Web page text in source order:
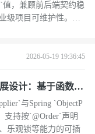
，兼顾前后端契约稳
级项目可维护性。（2
2026-05-19 19:36:45
设计：基于函数式
与Spring `ObjectP
支持按`@Order`声明
乐观锁等能力的可插